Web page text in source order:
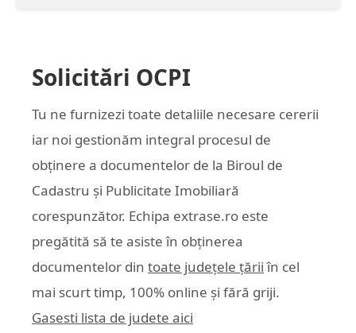
Solicitări OCPI
Tu ne furnizezi toate detaliile necesare cererii
iar noi gestionăm integral procesul de
obținere a documentelor de la Biroul de
Cadastru și Publicitate Imobiliară
corespunzător. Echipa extrase.ro este
pregătită să te asiste în obținerea
documentelor din toate județele țării în cel
mai scurt timp, 100% online și fără griji.
Gasesti lista de judete aici